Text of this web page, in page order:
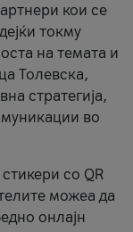
кои се
токму
на темата и
Толевска,
стратегија,
во
со QR
можеа да
онлајн